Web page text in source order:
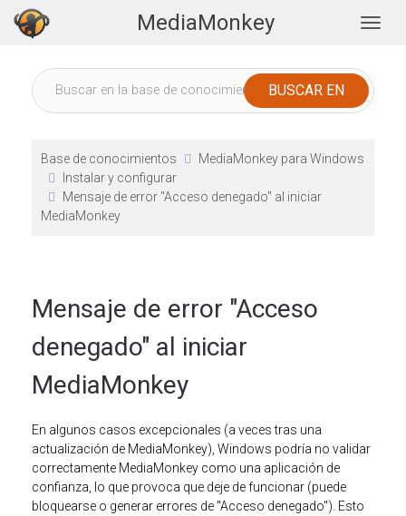
MediaMonkey
Base de conocimientos
MediaMonkey para Windows
Instalar y configurar
Mensaje de error "Acceso denegado" al iniciar
MediaMonkey
Mensaje de error "Acceso
denegado" al iniciar
MediaMonkey
En algunos casos excepcionales (a veces tras una
actualización de MediaMonkey), Windows podría no validar
correctamente MediaMonkey como una aplicación de
confianza, lo que provoca que deje de funcionar (puede
bloquearse o generar errores de "Acceso denegado"). Esto